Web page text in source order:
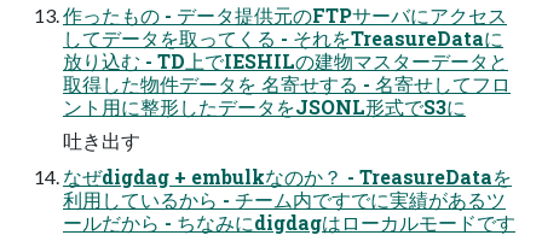
作ったもの - データ提供元のFTPサーバにアクセス
してデータを取ってくる - それをTreasureDataに
放り込む - TD上でIESHILの建物マスターデータと
取得した物件データを 名寄せする - 名寄せしてフロ
ント用に整形したデータをJSONL形式でS3に
吐き出す
なぜdigdag + embulkなのか？ - TreasureDataを
利用しているから - チーム内ですでに実績があるツ
ールだから - ちなみにdigdagはローカルモードです